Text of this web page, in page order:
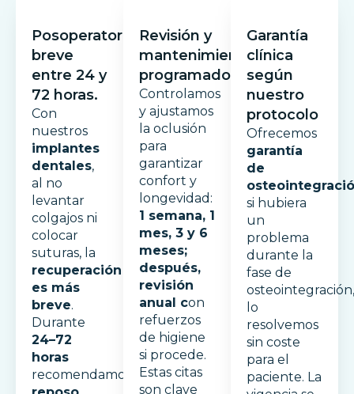
Posoperatorio
breve
entre 24 y
72 horas.
Con
nuestros
implantes
dentales,
al no
levantar
colgajos ni
colocar
suturas, la
recuperación
es más
breve.
Durante
24–72
horas
recomendamos
Revisión y
mantenimiento
programado.
Controlamos
y ajustamos
la oclusión
para
garantizar
confort y
longevidad:
1 semana, 1
mes, 3 y 6
meses;
después,
revisión
anual con
refuerzos
de higiene
si procede.
Estas citas
son clave
Garantía
clínica
según
nuestro
protocolo
Ofrecemos
garantía
de
si hubiera
un
problema
durante la
fase de
osteointegración,
lo
resolvemos
sin coste
para el
paciente. La